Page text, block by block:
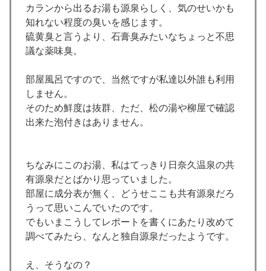
カランから出るお湯も源泉らしく、気のせいかも
知れない程度の臭いを感じます。
硫黄臭と言うより、石膏臭みたいなちょっと不思
議な薬味臭。
部屋風呂ですので、当然ですが私達以外誰も利用
しません。
そのため鮮度は抜群、ただ、松の湯や柳屋で確認
出来た泡付きはありません。
ちなみにこのお湯、私はてっきり日奈久温泉の共
有源泉だとばかり思っていました。
部屋に成分表が無く、どうせここも共有源泉だろ
うって思いこんでいたのです。
でもいまこうしてレポートを書くにあたり改めて
調べてみたら、なんと独自源泉だったようです。
え、そうなの？